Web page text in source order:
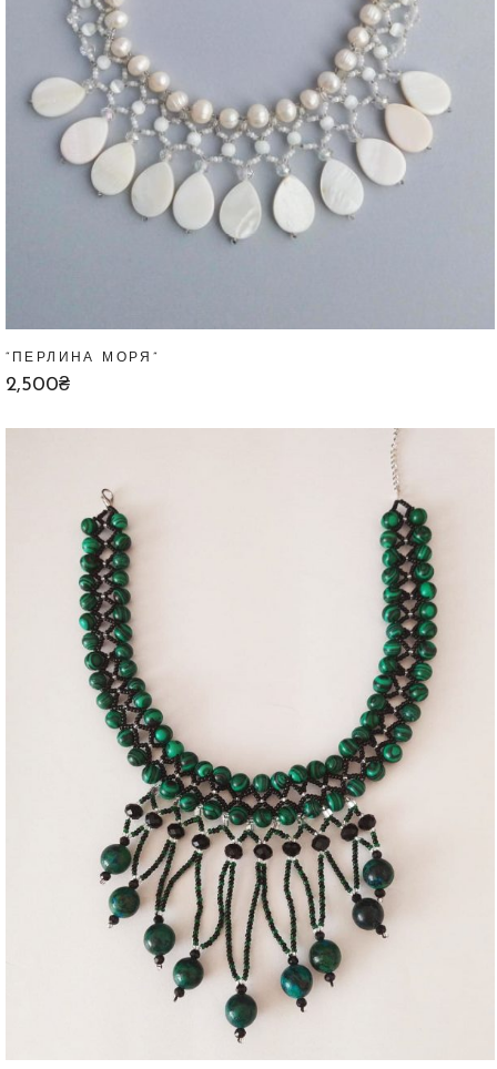
“ПЕРЛИНА МОРЯ”
2,500₴